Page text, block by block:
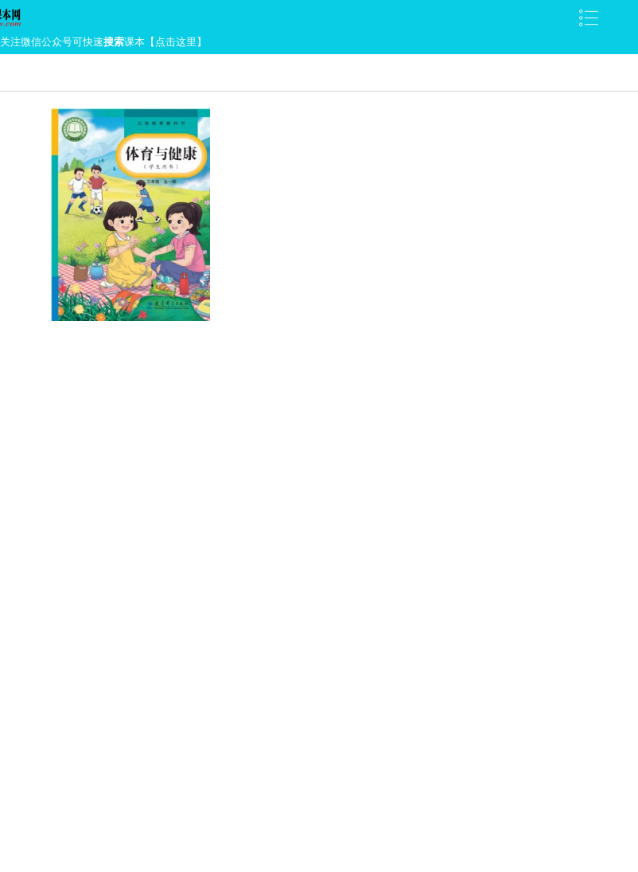
关注微信公众号可快速搜索课本【点击这里】